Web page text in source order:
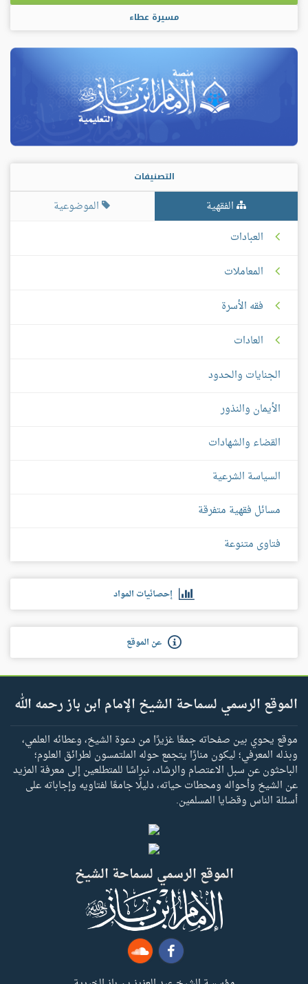
مسيرة عطاء
التصنيفات
الفقهية
الموضوعية
العبادات
المعاملات
فقه الأسرة
العادات
الجنايات والحدود
الأيمان والنذور
القضاء والشهادات
السياسة الشرعية
مسائل فقهية متفرقة
فتاوى متنوعة
إحصائيات المواد
عن الموقع
الموقع الرسمي لسماحة الشيخ الإمام ابن باز رحمه الله
موقع يحوي بين صفحاته جمعًا غزيرًا من دعوة الشيخ، وعطائه العلمي،
وبذله المعرفي؛ ليكون منارًا يتجمع حوله الملتمسون لطرائق العلوم؛
الباحثون عن سبل الاعتصام والرشاد، نبراسًا للمتطلعين إلى معرفة المزيد
عن الشيخ وأحواله ومحطات حياته، دليلًا جامعًا لفتاويه وإجاباته على
أسئلة الناس وقضايا المسلمين.
الموقع الرسمي لسماحة الشيخ